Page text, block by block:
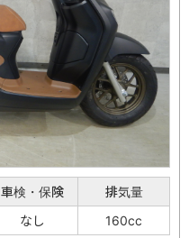
車検・保険
排気量
なし 160cc